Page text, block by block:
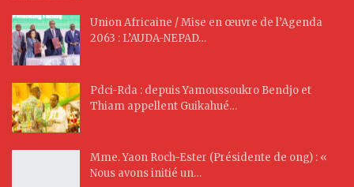
Union Africaine / Mise en œuvre de l’Agenda
2063 : L’AUDA-NEPAD…
Pdci-Rda : depuis Yamoussoukro Bendjo et
Thiam appellent Guikahué…
Mme. Yaon Roch-Ester (Présidente de ong) : «
Nous avons initié un…